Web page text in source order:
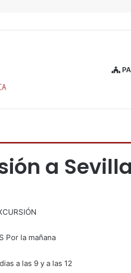
a
Por la mañana
a las 9 y a las 12